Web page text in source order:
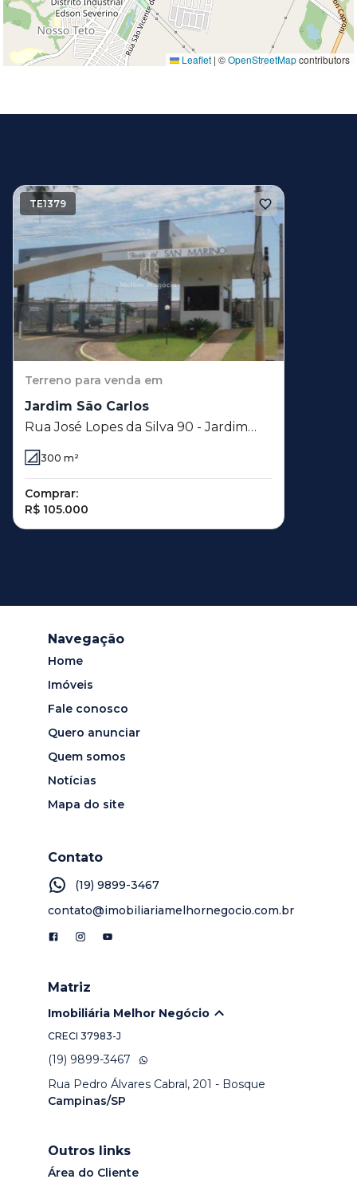
Leaflet | ©OpenStreetMapcontributors
TE1379
Terreno para venda em
Jardim São Carlos
Rua José Lopes da Silva 90 - Jardim
São Carlos - Rio das Pedras - SP
300 m²
Comprar:
R$ 105.000
Navegação
Home
Imóveis
Fale conosco
Quero anunciar
Quem somos
Notícias
Mapa do site
Contato
(19) 9899-3467
contato@imobiliariamelhornegocio.com.br
Matriz
Imobiliária Melhor Negócio
CRECI 37983-J
(19) 9899-3467
Rua Pedro Álvares Cabral, 201 - Bosque
Campinas/SP
Outros links
Área do Cliente